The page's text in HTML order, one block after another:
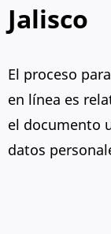
Jalisco
El proceso
en línea es
el documento
datos